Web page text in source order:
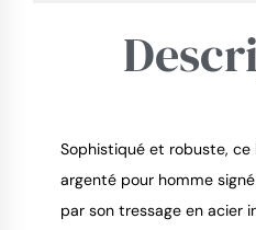
Sophistiqué et robuste,
argenté pour homme
par son tressage en acier